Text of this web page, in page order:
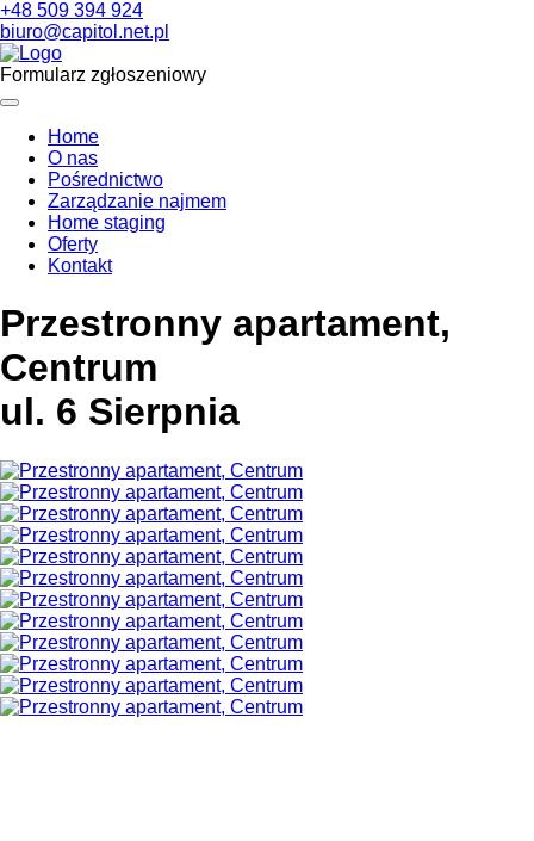
+48 509 394 924
biuro@capitol.net.pl
Formularz zgłoszeniowy
Home
O nas
Pośrednictwo
Zarządzanie najmem
Home staging
Oferty
Kontakt
Przestronny apartament,
Centrum
ul. 6 Sierpnia